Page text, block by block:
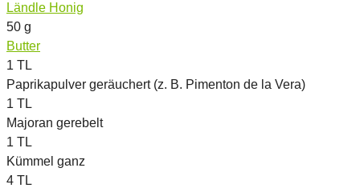
Ländle Honig
50 g
Butter
1 TL
Paprikapulver geräuchert (z. B. Pimenton de la Vera)
1 TL
Majoran gerebelt
1 TL
Kümmel ganz
4 TL